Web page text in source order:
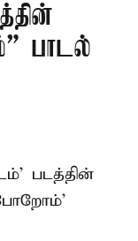
பாடல்
படத்தின்